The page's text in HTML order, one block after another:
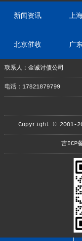
新闻资讯 上
北京催收 广
联系人：金诚讨债公司
电话：17821879799
Copyright © 2001-
吉ICP